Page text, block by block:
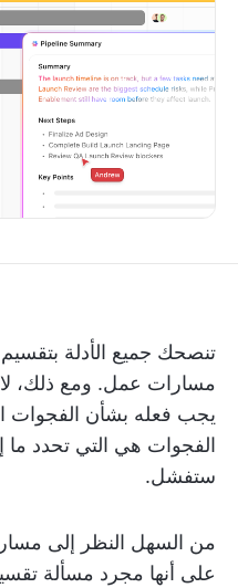
تنصحك جميع الأدلة
مسارات عمل. ومع ذلك، لا
يجب فعله بشأن الفجوات
الفجوات هي التي تحدد ما
ستفشل.
من السهل النظر إلى
على أنها مجرد مسألة